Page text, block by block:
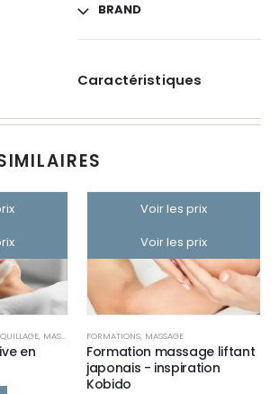
BRAND
Caractéristiques
PÉDICURE
, MASSAGE
en
Voir les prix
Voir les prix
FORMATIONS, MASSAGE
Formation massage liftant
japonais - inspiration
Kobido